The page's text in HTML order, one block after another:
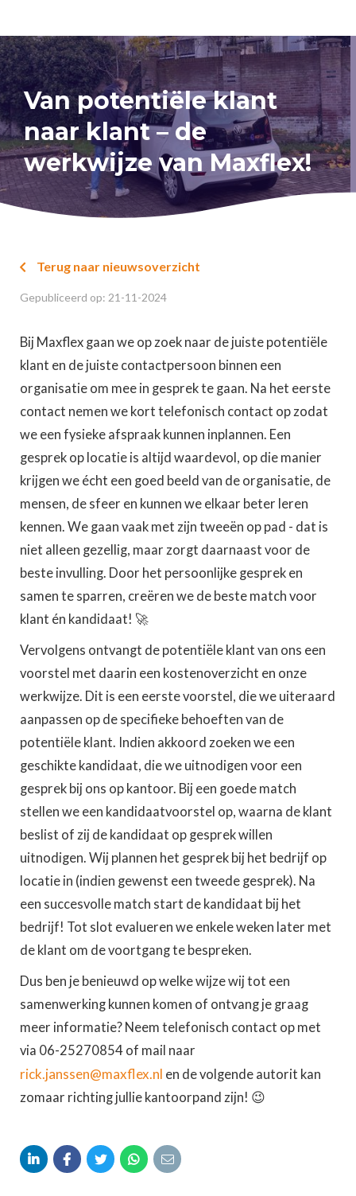
Van potentiële klant
naar klant – de
werkwijze van Maxflex!
 Terug naar nieuwsoverzicht
Gepubliceerd op: 21 -11 -2024
Bij Maxflex gaan we op zoek naar de juiste potentiële
klant en de juiste contactpersoon binnen een
organisatie om mee in gesprek te gaan. Na het eerste
contact nemen we kort telefonisch contact op zodat
we een fysieke afspraak kunnen inplannen. Een
gesprek op locatie is altijd waardevol, op die manier
krijgen we écht een goed beeld van de organisatie, de
mensen, de sfeer en kunnen we elkaar beter leren
kennen. We gaan vaak met zijn tweeën op pad - dat is
niet alleen gezellig, maar zorgt daarnaast voor de
beste invulling. Door het persoonlijke gesprek en
samen te sparren, creëren we de beste match voor
klant én kandidaat! 🚀
Vervolgens ontvangt de potentiële klant van ons een
voorstel met daarin een kostenoverzicht en onze
werkwijze. Dit is een eerste voorstel, die we uiteraard
aanpassen op de specifieke behoeften van de
potentiële klant. Indien akkoord zoeken we een
geschikte kandidaat, die we uitnodigen voor een
gesprek bij ons op kantoor. Bij een goede match
stellen we een kandidaatvoorstel op, waarna de klant
beslist of zij de kandidaat op gesprek willen
uitnodigen. Wij plannen het gesprek bij het bedrijf op
locatie in (indien gewenst een tweede gesprek). Na
een succesvolle match start de kandidaat bij het
bedrijf! Tot slot evalueren we enkele weken later met
de klant om de voortgang te bespreken.
Dus ben je benieuwd op welke wijze wij tot een
samenwerking kunnen komen of ontvang je graag
meer informatie? Neem telefonisch contact op met
via 06-25270854 of mail naar
rick.janssen@maxflex.nl en de volgende autorit kan
zomaar richting jullie kantoorpand zijn! 😉
    